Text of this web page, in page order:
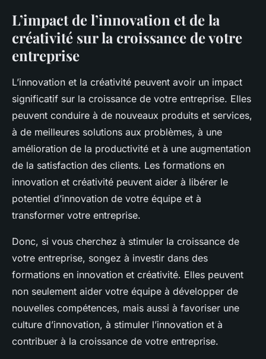
L’impact de l’innovation et de la
créativité sur la croissance de votre
entreprise
L’innovation et la créativité peuvent avoir un impact
significatif sur la croissance de votre entreprise. Elles
peuvent conduire à de nouveaux produits et services,
à de meilleures solutions aux problèmes, à une
amélioration de la productivité et à une augmentation
de la satisfaction des clients. Les formations en
innovation et créativité peuvent aider à libérer le
potentiel d’innovation de votre équipe et à
transformer votre entreprise.
Donc, si vous cherchez à stimuler la croissance de
votre entreprise, songez à investir dans des
formations en innovation et créativité. Elles peuvent
non seulement aider votre équipe à développer de
nouvelles compétences, mais aussi à favoriser une
culture d’innovation, à stimuler l’innovation et à
contribuer à la croissance de votre entreprise.